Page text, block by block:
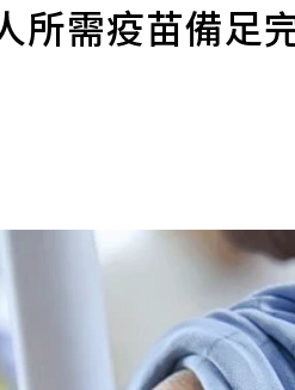
所需疫苗備足